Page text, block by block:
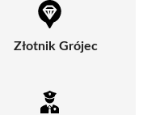
Złotnik Grójec